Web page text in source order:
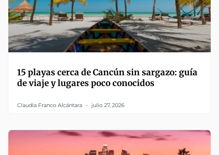
15 playas cerca de Cancún sin sargazo: guía
de viaje y lugares poco conocidos
Claudia Franco Alcántara julio 27, 2026